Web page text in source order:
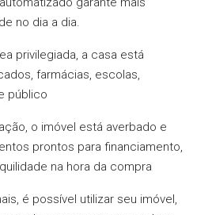
no dia a dia.
privilegiada, a casa está
farmácias, escolas,
público
o imóvel está averbado e
prontos para financiamento,
na hora da compra
é possível utilizar seu imóvel,